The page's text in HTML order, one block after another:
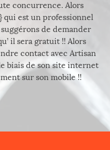
concurrence. Alors
qui est un professionnel
de demander
il sera gratuit !! Alors
contact avec Artisan
biais de son site internet
sur son mobile !!